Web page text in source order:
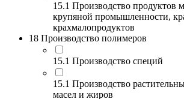
15.1 Производство продуктов
крупяной промышленности,
крахмалопродуктов
18 Производство полимеров
15.1 Производство специй
15.1 Производство
масел и жиров